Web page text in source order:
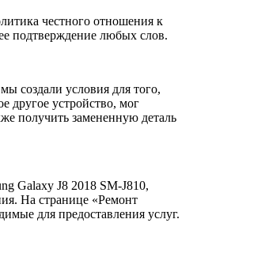
честного отношения к
подтверждение любых слов.
создали условия для того,
другое устройство, мог
получить замененную деталь
Galaxy J8 2018 SM-J810,
На странице «Ремонт
для предоставления услуг.